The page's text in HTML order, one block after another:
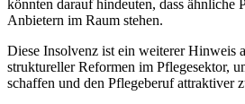
könnten darauf hindeuten, dass ähnliche
Anbietern im Raum stehen.
Diese Insolvenz ist ein weiterer Hinweis
struktureller Reformen im Pflegesektor,
schaffen und den Pflegeberuf attraktiver